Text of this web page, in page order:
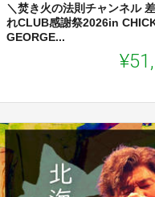
＼焚き火の法則チャンネル
れCLUB感謝祭2026in
GEORGE...